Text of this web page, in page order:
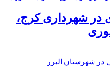
در شهرداری کرج،